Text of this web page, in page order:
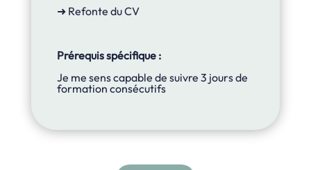
➜ Refonte du CV
Prérequis spécifique :
Je me sens capable de suivre 3 jours de
formation consécutifs